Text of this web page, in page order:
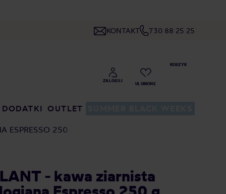
KONTAKT 730 88 25 25
DODATKI OUTLET
ESPRESSO 250 G
- kawa ziarnista